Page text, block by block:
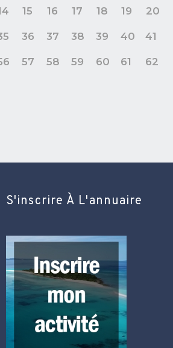
15 16 17 18 19 20
36 37 38 39 40 41
57 58 59 60 61 62
S'inscrire À L'annuaire